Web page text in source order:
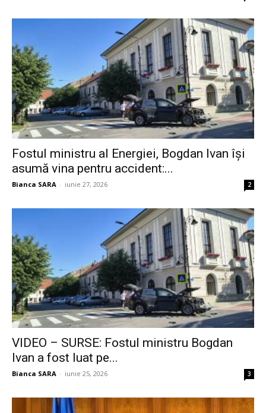
Fostul ministru al Energiei, Bogdan Ivan își
asumă vina pentru accident:...
Bianca SARA - iunie 27, 2026 2
VIDEO – SURSE: Fostul ministru Bogdan
Ivan a fost luat pe...
Bianca SARA - iunie 25, 2026 3